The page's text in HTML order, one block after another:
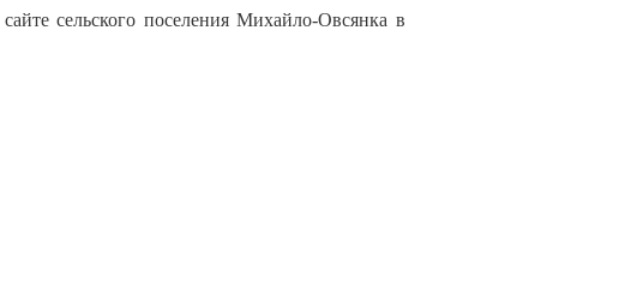
сельского поселения Михайло-Овсянка в